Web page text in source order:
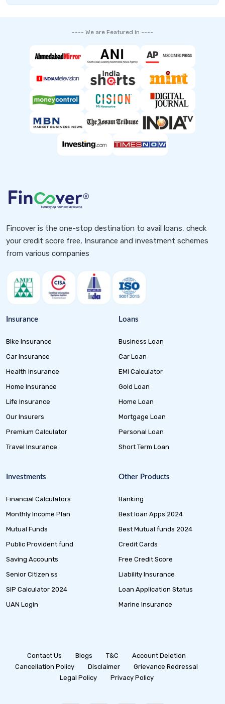
---- We are Featured in ----
Fincover is the one-stop destination to avail loans, check
your credit score free, Insurance and investment schemes
from various companies
Insurance
Bike Insurance
Car Insurance
Health Insurance
Home Insurance
Life Insurance
Our Insurers
Premium Calculator
Travel Insurance
Loans
Business Loan
Car Loan
EMI Calculator
Gold Loan
Home Loan
Mortgage Loan
Personal Loan
Short Term Loan
Investments
Financial Calculators
Monthly Income Plan
Mutual Funds
Public Provident fund
Saving Accounts
Senior Citizen ss
SIP Calculator 2024
UAN Login
Other Products
Banking
Best loan Apps 2024
Best Mutual funds 2024
Credit Cards
Free Credit Score
Liability Insurance
Loan Application Status
Marine Insurance
Contact Us Blogs T&C
Account Deletion
Cancellation Policy
Disclaimer
Grievance Redressal
Legal Policy
Privacy Policy